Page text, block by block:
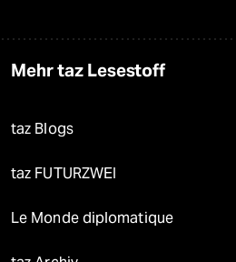
Mehr taz Lesestoff
taz Blogs
taz FUTURZWEI
Le Monde diplomatique